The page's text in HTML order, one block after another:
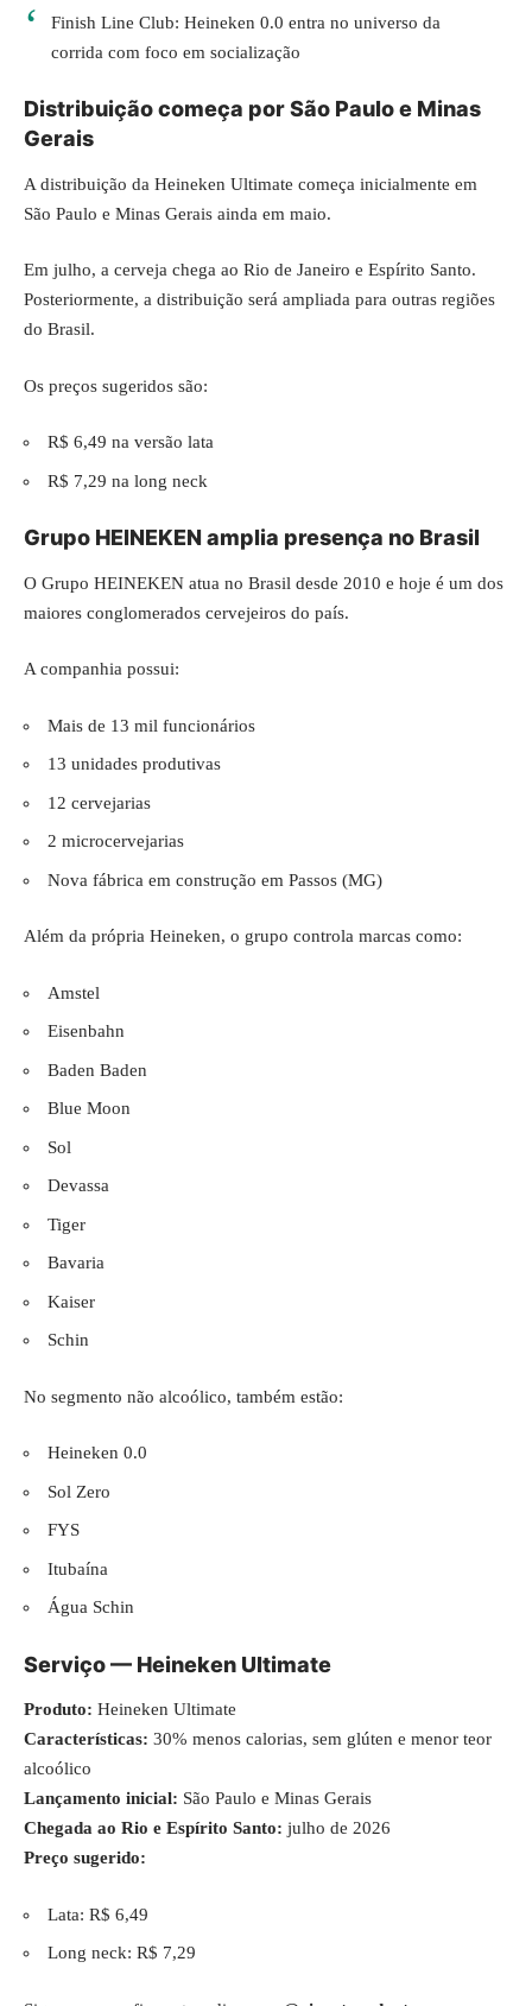
Finish Line Club: Heineken 0.0 entra no universo da
corrida com foco em socialização
Distribuição começa por São Paulo e Minas
Gerais
A distribuição da Heineken Ultimate começa inicialmente em
São Paulo e Minas Gerais ainda em maio.
Em julho, a cerveja chega ao Rio de Janeiro e Espírito Santo.
Posteriormente, a distribuição será ampliada para outras regiões
do Brasil.
Os preços sugeridos são:
R$ 6,49 na versão lata
R$ 7,29 na long neck
Grupo HEINEKEN amplia presença no Brasil
O Grupo HEINEKEN atua no Brasil desde 2010 e hoje é um dos
maiores conglomerados cervejeiros do país.
A companhia possui:
Mais de 13 mil funcionários
13 unidades produtivas
12 cervejarias
2 microcervejarias
Nova fábrica em construção em Passos (MG)
Além da própria Heineken, o grupo controla marcas como:
Amstel
Eisenbahn
Baden Baden
Blue Moon
Sol
Devassa
Tiger
Bavaria
Kaiser
Schin
No segmento não alcoólico, também estão:
Heineken 0.0
Sol Zero
FYS
Itubaína
Água Schin
Serviço — Heineken Ultimate
Produto: Heineken Ultimate
Características: 30% menos calorias, sem glúten e menor teor
alcoólico
Lançamento inicial: São Paulo e Minas Gerais
Chegada ao Rio e Espírito Santo: julho de 2026
Preço sugerido:
Lata: R$ 6,49
Long neck: R$ 7,29